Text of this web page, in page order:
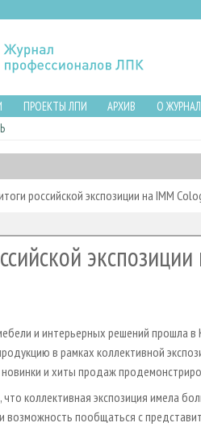
ПРОЕКТЫ ЛПИ АРХИВ О
российской экспозиции на IMM
и интерьерных решений прошла в
в рамках коллективной
и хиты продаж
коллективная экспозиция имела
возможность пообщаться с